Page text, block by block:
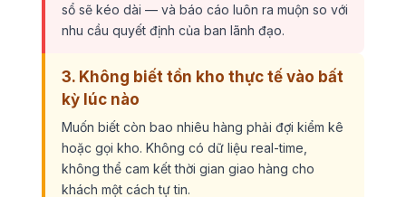
sổ sẽ kéo dài — và báo cáo luôn ra muộn so với
nhu cầu quyết định của ban lãnh đạo.
3. Không biết tồn kho thực tế vào bất
kỳ lúc nào
Muốn biết còn bao nhiêu hàng phải đợi kiểm kê
hoặc gọi kho. Không có dữ liệu real-time,
không thể cam kết thời gian giao hàng cho
khách một cách tự tin.